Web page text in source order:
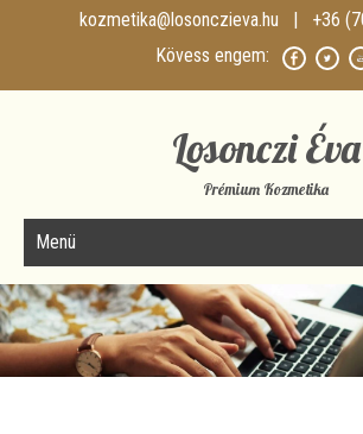
kozmetika@losonczieva.hu | +36
Losonczi Éva
Prémium Kozmetika
Menü